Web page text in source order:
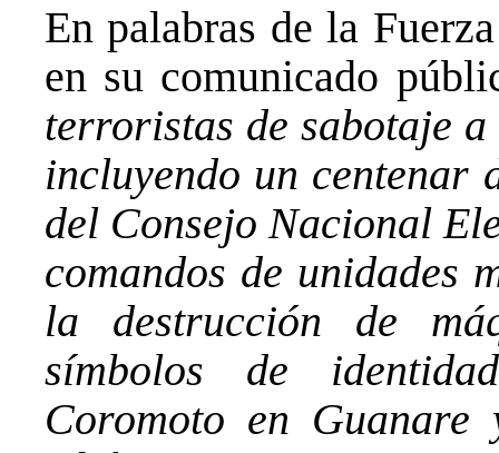
En palabras de la
en su comunicado
terroristas de sabotaje
incluyendo un centenar
del Consejo Nacional
comandos de unidades
la destrucción de
símbolos de
Coromoto en Guanare